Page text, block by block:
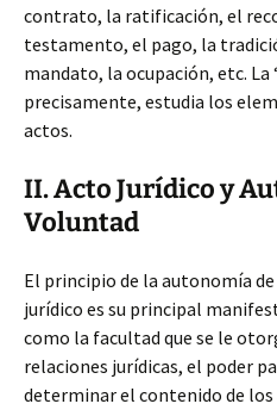
contrato, la ratificación, el
testamento, el pago, la
mandato, la ocupación, etc. La
precisamente, estudia los
actos.
II. Acto Jurídico y
Voluntad
El principio de la autonomía
jurídico es su principal
como la facultad que se le
relaciones jurídicas, el poder
determinar el contenido de los